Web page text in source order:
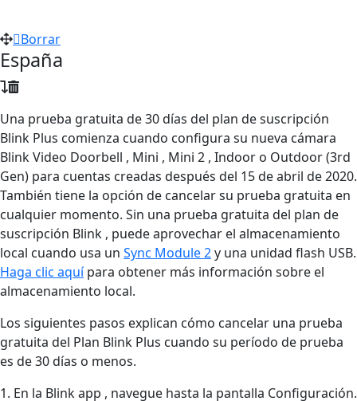
Borrar
España
Una prueba gratuita de 30 días del plan de suscripción
Blink Plus comienza cuando configura su nueva cámara
Blink Video Doorbell , Mini , Mini 2 , Indoor o Outdoor (3rd
Gen) para cuentas creadas después del 15 de abril de 2020.
También tiene la opción de cancelar su prueba gratuita en
cualquier momento. Sin una prueba gratuita del plan de
suscripción Blink , puede aprovechar el almacenamiento
local cuando usa un Sync Module 2y una unidad flash USB.
Haga clic aquípara obtener más información sobre el
almacenamiento local.
Los siguientes pasos explican cómo cancelar una prueba
gratuita del Plan Blink Plus cuando su período de prueba
es de 30 días o menos.
1. En la Blink app , navegue hasta la pantalla Configuración.